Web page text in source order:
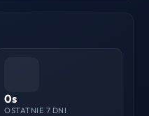
0s
OSTATNIE 7 DNI